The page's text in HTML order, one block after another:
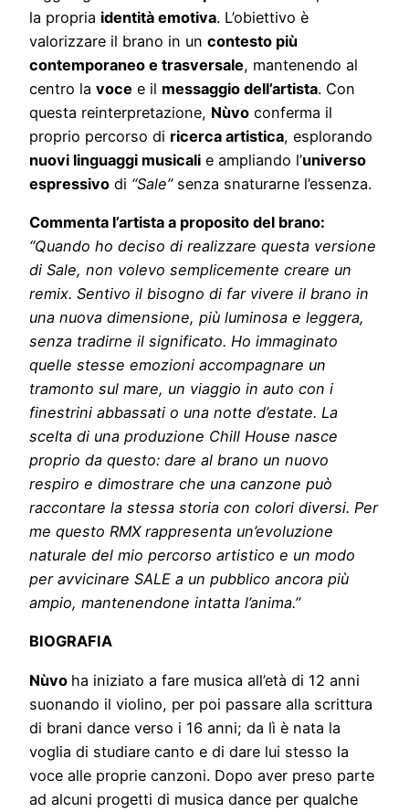
la propria identità emotiva. L’obiettivo è
valorizzare il brano in un contesto più
contemporaneo e trasversale, mantenendo al
centro la voce e il messaggio dell’artista. Con
questa reinterpretazione, Nùvo conferma il
proprio percorso di ricerca artistica, esplorando
nuovi linguaggi musicali e ampliando l’universo
espressivo di “Sale”senza snaturarne l’essenza.
Commenta l’artista a proposito del brano:
“Quando ho deciso di realizzare questa versione
di Sale, non volevo semplicemente creare un
remix. Sentivo il bisogno di far vivere il brano in
una nuova dimensione, più luminosa e leggera,
senza tradirne il significato. Ho immaginato
quelle stesse emozioni accompagnare un
tramonto sul mare, un viaggio in auto con i
finestrini abbassati o una notte d’estate. La
scelta di una produzione Chill House nasce
proprio da questo: dare al brano un nuovo
respiro e dimostrare che una canzone può
raccontare la stessa storia con colori diversi. Per
me questo RMX rappresenta un’evoluzione
naturale del mio percorso artistico e un modo
per avvicinare SALE a un pubblico ancora più
ampio, mantenendone intatta l’anima.”
BIOGRAFIA
Nùvo ha iniziato a fare musica all’età di 12 anni
suonando il violino, per poi passare alla scrittura
di brani dance verso i 16 anni; da lì è nata la
voglia di studiare canto e di dare lui stesso la
voce alle proprie canzoni. Dopo aver preso parte
ad alcuni progetti di musica dance per qualche